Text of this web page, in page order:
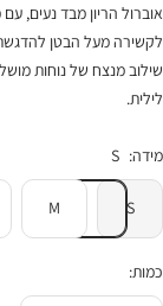
לקשירה מעל הבטן
שילוב מנצח של נוחות
לילית.
מידה: S
S
M
כמות: